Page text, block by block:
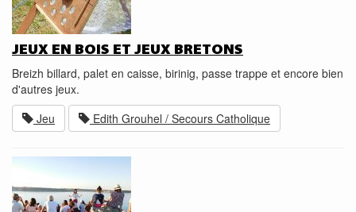
JEUX EN BOIS ET JEUX BRETONS
Breizh billard, palet en caisse, birinig, passe trappe et encore bien
d'autres jeux.
Jeu
Edith Grouhel / Secours Catholique